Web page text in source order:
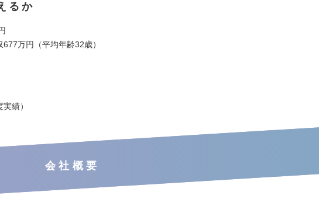
るか
万円（平均年齢32歳）
績）
会社概要